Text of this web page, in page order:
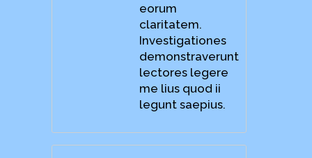
eorum
claritatem.
Investigationes
demonstraverunt
lectores legere
me lius quod ii
legunt saepius.